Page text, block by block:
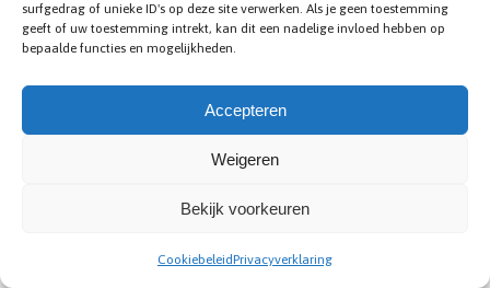
surfgedrag of unieke ID's op deze site verwerken. Als je geen toestemming
geeft of uw toestemming intrekt, kan dit een nadelige invloed hebben op
bepaalde functies en mogelijkheden.
Accepteren
Weigeren
Bekijk voorkeuren
CookiebeleidPrivacyverklaring
hoek zijn geplaatst. Het voordeel hiervan is dat u zo
een veiligere looplijn creëert. In de eerste variant